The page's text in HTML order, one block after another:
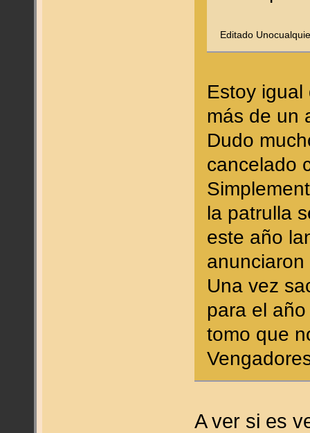
Editado
Estoy
más de un
Dudo
cancelado
la patrulla
este año
Una vez
para el
tomo que
A ver si es